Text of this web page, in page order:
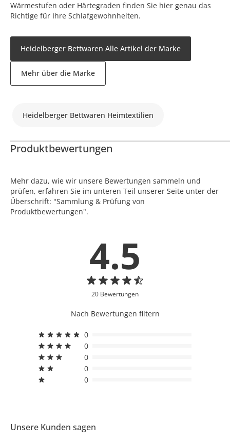
Wärmestufen oder Härtegraden finden Sie hier genau das
Richtige für Ihre Schlafgewohnheiten.
Heidelberger Bettwaren Alle Artikel der Marke
Mehr über die Marke
Heidelberger Bettwaren Heimtextilien
Produktbewertungen
Mehr dazu, wie wir unsere Bewertungen sammeln und
prüfen, erfahren Sie im unteren Teil unserer Seite unter der
Überschrift: "Sammlung & Prüfung von
Produktbewertungen".
4.5
20 Bewertungen
Nach Bewertungen filtern
0
0
0
0
0
Unsere Kunden sagen